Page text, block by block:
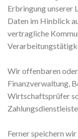
Erbringung unserer
Daten im Hinblick
vertragliche
Wir offenbaren
Finanzverwaltung,
Wirtschaftsprüfer
Ferner speichern